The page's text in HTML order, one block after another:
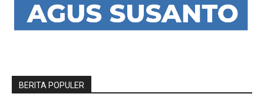
BERITA POPULER